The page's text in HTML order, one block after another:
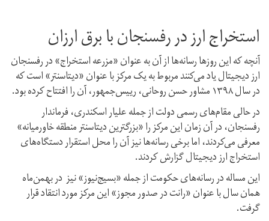
استخراج ارز در رفسنجان با برق ارزان
آنچه که این روزها رسانه‌ها از آن به عنوان «مزرعه استخراج» در رفسنجان
ارز دیجیتال یاد می‌کنند مربوط به یک مرکز با عنوان «دیتاسنتر» است که
در سال ۱۳۹۸ مشاور حسن روحانی،‌ رییس‌جمهور، آن را افتتاح کرده بود.
در حالی مقام‌های رسمی دولت از جمله علیار اسکندری،‌ فرماندار
رفسنجان،‌ در آن زمان این مرکز را «بزرگترین دیتاسنتر منطقه خاورمیانه»
معرفی می‌کردند،‌ اما برخی رسانه‌ها نیز آن را محل استقرار دستگاه‌های
استخراج ارز دیجیتال گزارش کردند.
این مساله در رسانه‌های حکومت از جمله «بسیج‌نیوز» نیز در بهمن‌ماه
همان سال با عنوان «رانت در صدور مجوز» این مرکز مورد انتقاد قرار
گرفت.